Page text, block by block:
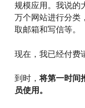
规模应用。我说的
万个网站进行分类
取邮箱和写信等。
现在，我已经付费
到时，将第一时间
员使用。